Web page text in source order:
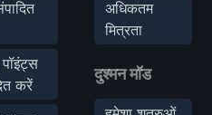
करें
अधिकतम
मित्रता
दुश्मन मॉड